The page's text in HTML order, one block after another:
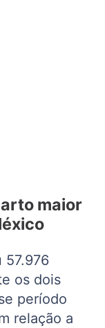
maior
57.976
os dois
período
relação a